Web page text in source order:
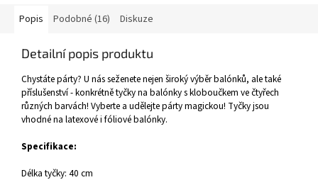
Popis Podobné (16) Diskuze
Detailní popis produktu
Chystáte párty? U nás seženete nejen široký výběr balónků, ale také
příslušenství - konkrétně tyčky na balónky s kloboučkem ve čtyřech
různých barvách! Vyberte a udělejte párty magickou! Tyčky jsou
vhodné na latexové i fóliové balónky.
Specifikace:
Délka tyčky: 40 cm